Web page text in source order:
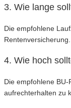
3. Wie lange
Die empfohlene
4. Wie hoch
Die empfohlene
aufrechterhalten zu